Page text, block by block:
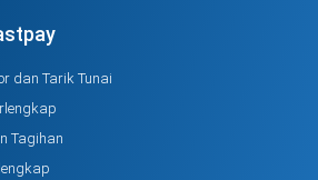
dan Tarik Tunai
Tagihan